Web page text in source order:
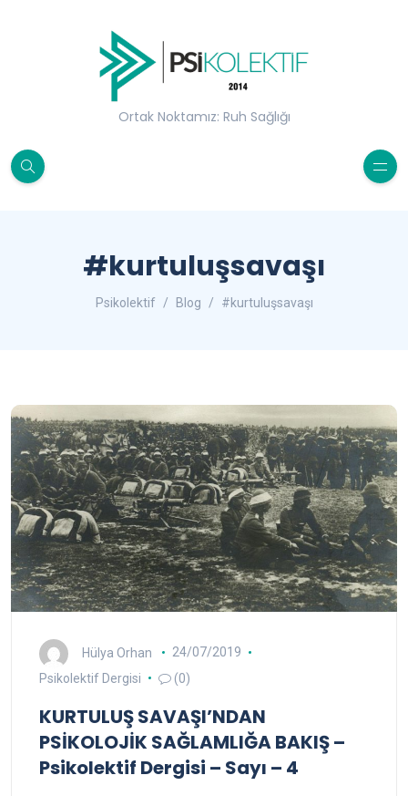
Ortak Noktamız: Ruh Sağlığı
#kurtuluşsavaşı
Psikolektif Blog #kurtuluşsavaşı
Hülya Orhan
24/07/2019
Psikolektif Dergisi
(0)
KURTULUŞ SAVAŞI’NDAN
PSİKOLOJİK SAĞLAMLIĞA BAKIŞ –
Psikolektif Dergisi – Sayı – 4